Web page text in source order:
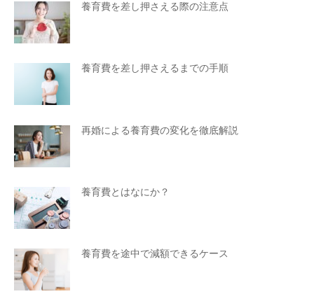
養育費を差し押さえる際の注意点
養育費を差し押さえるまでの手順
再婚による養育費の変化を徹底解説
養育費とはなにか？
養育費を途中で減額できるケース